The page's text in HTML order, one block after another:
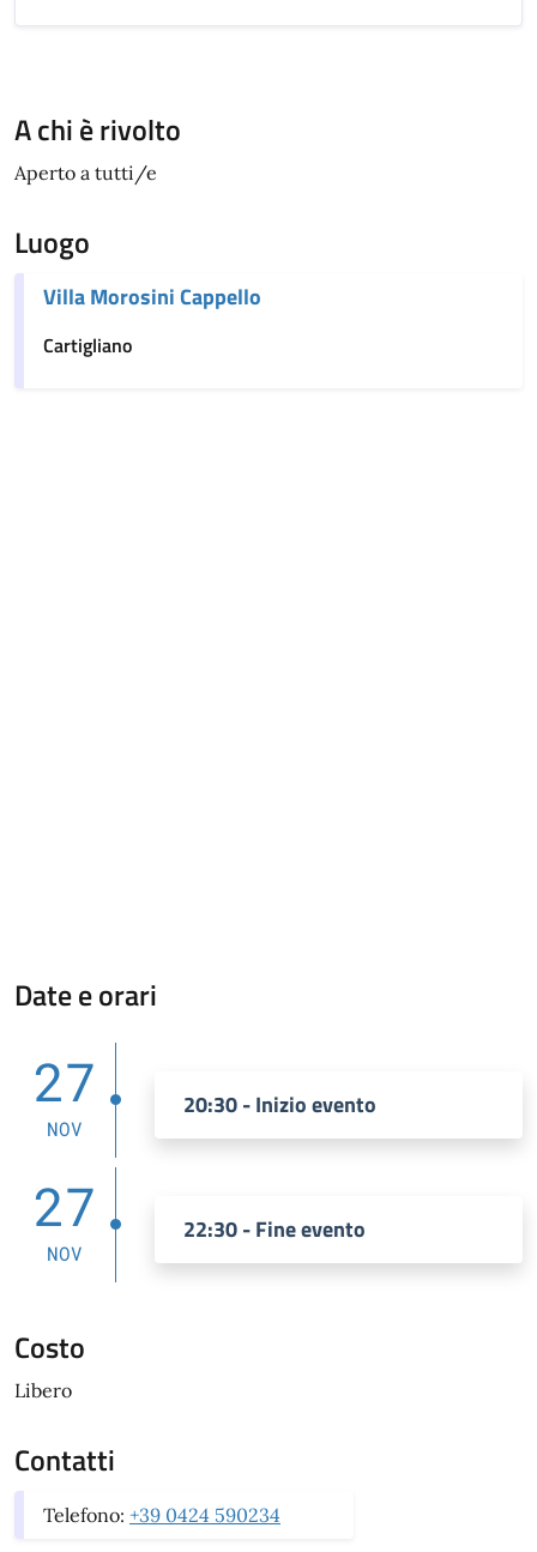
A chi è rivolto
Aperto a tutti/e
Luogo
Villa Morosini Cappello
Cartigliano
Date e orari
27
NOV
20:30 - Inizio evento
27
NOV
22:30 - Fine evento
Costo
Libero
Contatti
Telefono: +39 0424 590234